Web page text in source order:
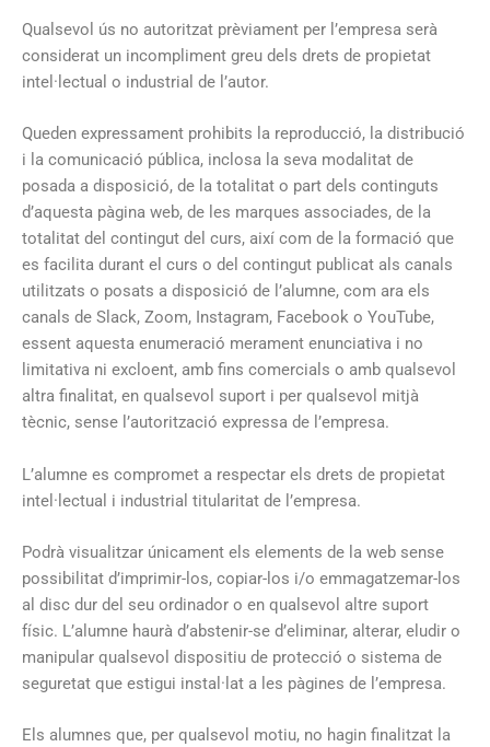
Qualsevol ús no autoritzat prèviament per l’empresa serà
considerat un incompliment greu dels drets de propietat
intel·lectual o industrial de l’autor.
Queden expressament prohibits la reproducció, la distribució
i la comunicació pública, inclosa la seva modalitat de
posada a disposició, de la totalitat o part dels continguts
d’aquesta pàgina web, de les marques associades, de la
totalitat del contingut del curs, així com de la formació que
es facilita durant el curs o del contingut publicat als canals
utilitzats o posats a disposició de l’alumne, com ara els
canals de Slack, Zoom, Instagram, Facebook o YouTube,
essent aquesta enumeració merament enunciativa i no
limitativa ni excloent, amb fins comercials o amb qualsevol
altra finalitat, en qualsevol suport i per qualsevol mitjà
tècnic, sense l’autorització expressa de l’empresa.
L’alumne es compromet a respectar els drets de propietat
intel·lectual i industrial titularitat de l’empresa.
Podrà visualitzar únicament els elements de la web sense
possibilitat d’imprimir-los, copiar-los i/o emmagatzemar-los
al disc dur del seu ordinador o en qualsevol altre suport
físic. L’alumne haurà d’abstenir-se d’eliminar, alterar, eludir o
manipular qualsevol dispositiu de protecció o sistema de
seguretat que estigui instal·lat a les pàgines de l’empresa.
Els alumnes que, per qualsevol motiu, no hagin finalitzat la